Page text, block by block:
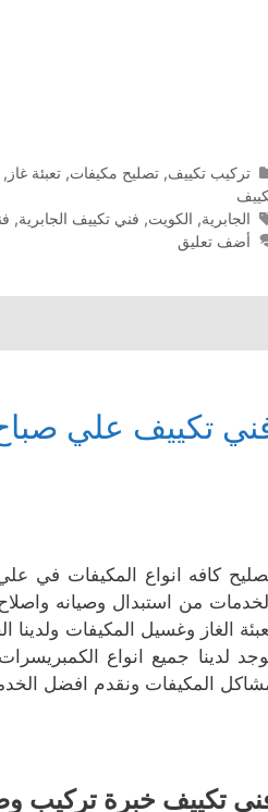
التصنيفات
تركيب تكييف, تصليح مكيفات, تعبئة غاز ,
الوسوم
الجابرية, الكويت, فني تكييف الجابرية,
أضف تعليق
تكييف علي
كافه انواع المكيفات في
من استبدال وصيانه
الغاز وغسيل المكيفات
لدينا جميع انواع
المكيفات ونقدم افضل
تكييف خبرة تركيب